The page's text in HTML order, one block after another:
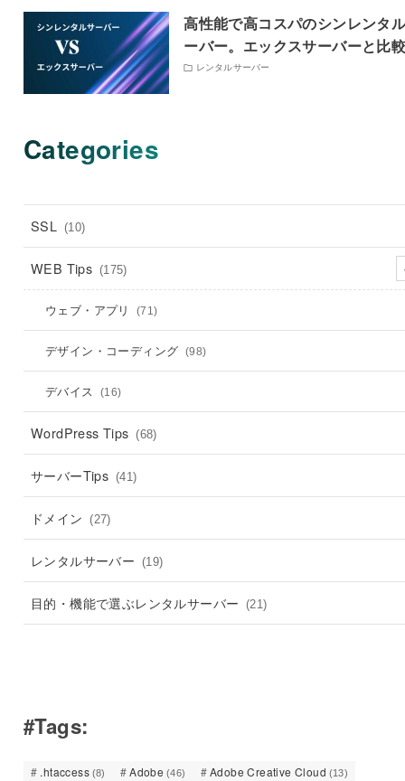
高性能で高コスパのシンレンタ
ーバー。エックスサーバーと比
レンタルサーバー
Categories
SSL (10)
WEB Tips (175)
ウェブ・アプリ (71)
デザイン・コーディング (98)
デバイス (16)
WordPress Tips (68)
サーバーTips (41)
ドメイン (27)
レンタルサーバー (19)
目的・機能で選ぶレンタルサーバー (21)
#Tags:
.htaccess (8) Adobe (46) Adobe Creative Cloud (13)